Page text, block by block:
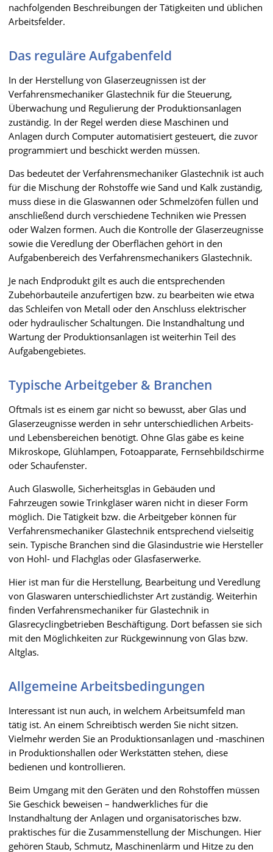
nachfolgenden Beschreibungen der Tätigkeiten und üblichen
Arbeitsfelder.
Das reguläre Aufgabenfeld
In der Herstellung von Glaserzeugnissen ist der
Verfahrensmechaniker Glastechnik für die Steuerung,
Überwachung und Regulierung der Produktionsanlagen
zuständig. In der Regel werden diese Maschinen und
Anlagen durch Computer automatisiert gesteuert, die zuvor
programmiert und beschickt werden müssen.
Das bedeutet der Verfahrensmechaniker Glastechnik ist auch
für die Mischung der Rohstoffe wie Sand und Kalk zuständig,
muss diese in die Glaswannen oder Schmelzöfen füllen und
anschließend durch verschiedene Techniken wie Pressen
oder Walzen formen. Auch die Kontrolle der Glaserzeugnisse
sowie die Veredlung der Oberflächen gehört in den
Aufgabenbereich des Verfahrensmechanikers Glastechnik.
Je nach Endprodukt gilt es auch die entsprechenden
Zubehörbauteile anzufertigen bzw. zu bearbeiten wie etwa
das Schleifen von Metall oder den Anschluss elektrischer
oder hydraulischer Schaltungen. Die Instandhaltung und
Wartung der Produktionsanlagen ist weiterhin Teil des
Aufgabengebietes.
Typische Arbeitgeber & Branchen
Oftmals ist es einem gar nicht so bewusst, aber Glas und
Glaserzeugnisse werden in sehr unterschiedlichen Arbeits-
und Lebensbereichen benötigt. Ohne Glas gäbe es keine
Mikroskope, Glühlampen, Fotoapparate, Fernsehbildschirme
oder Schaufenster.
Auch Glaswolle, Sicherheitsglas in Gebäuden und
Fahrzeugen sowie Trinkgläser wären nicht in dieser Form
möglich. Die Tätigkeit bzw. die Arbeitgeber können für
Verfahrensmechaniker Glastechnik entsprechend vielseitig
sein. Typische Branchen sind die Glasindustrie wie Hersteller
von Hohl- und Flachglas oder Glasfaserwerke.
Hier ist man für die Herstellung, Bearbeitung und Veredlung
von Glaswaren unterschiedlichster Art zuständig. Weiterhin
finden Verfahrensmechaniker für Glastechnik in
Glasrecyclingbetrieben Beschäftigung. Dort befassen sie sich
mit den Möglichkeiten zur Rückgewinnung von Glas bzw.
Altglas.
Allgemeine Arbeitsbedingungen
Interessant ist nun auch, in welchem Arbeitsumfeld man
tätig ist. An einem Schreibtisch werden Sie nicht sitzen.
Vielmehr werden Sie an Produktionsanlagen und -maschinen
in Produktionshallen oder Werkstätten stehen, diese
bedienen und kontrollieren.
Beim Umgang mit den Geräten und den Rohstoffen müssen
Sie Geschick beweisen – handwerkliches für die
Instandhaltung der Anlagen und organisatorisches bzw.
praktisches für die Zusammenstellung der Mischungen. Hier
gehören Staub, Schmutz, Maschinenlärm und Hitze zu den